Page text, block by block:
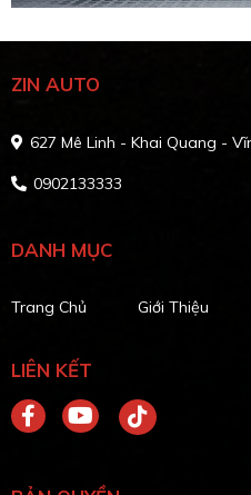
ZIN AUTO
627 Mê Linh - Khai Quang -
0902133333
DANH MỤC
Trang Chủ Giới Thiệu
LIÊN KẾT